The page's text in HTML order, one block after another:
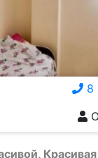
Красивая
8